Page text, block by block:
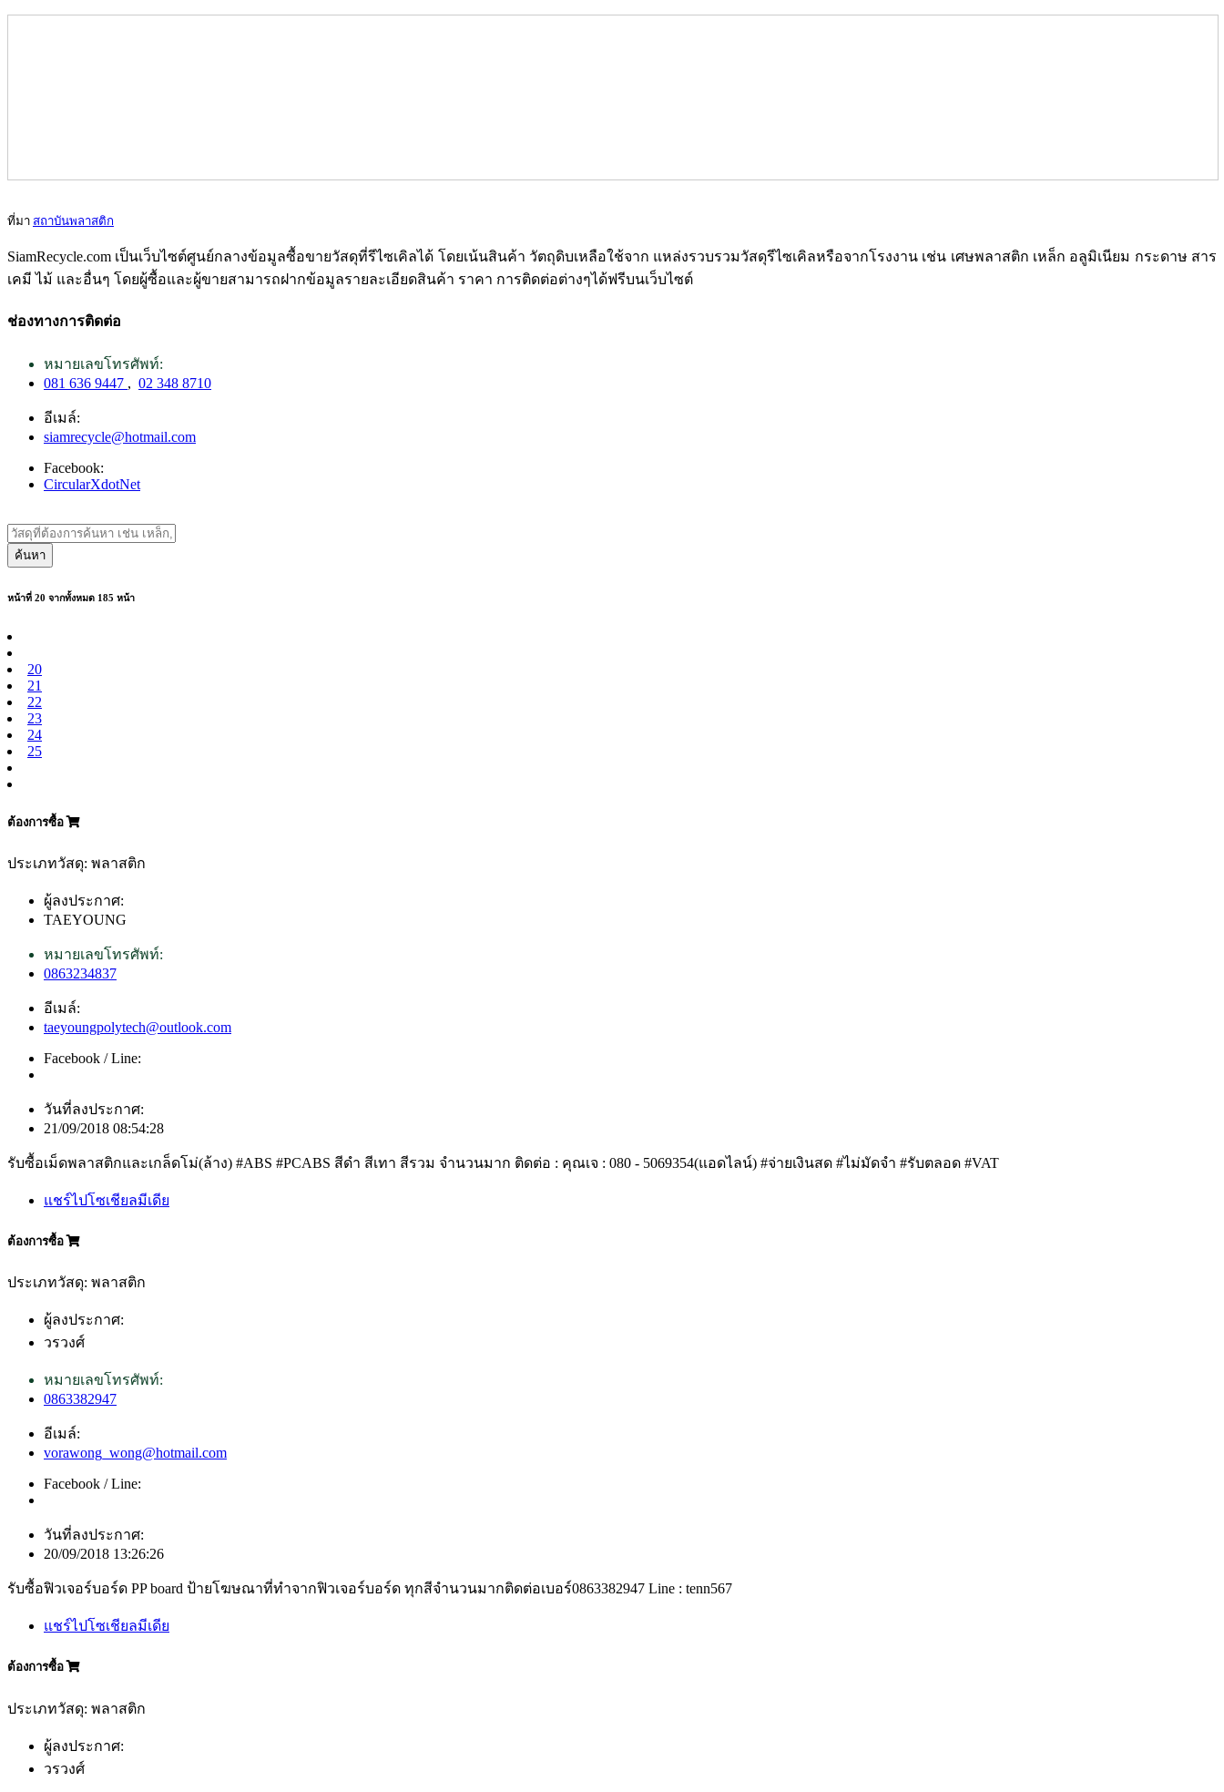
ที่มา สถาบันพลาสติก
SiamRecycle.com เป็นเว็บไซต์ศูนย์กลางข้อมูลซื้อขายวัสดุที่รีไซเคิลได้ โดยเน้นสินค้า วัตถุดิบเหลือใช้จาก แหล่งรวบรวมวัสดุรีไซเคิลหรือจากโรงงาน เช่น เศษพลาสติก เหล็ก อลูมิเนียม กระดาษ สาร
เคมี ไม้ และอื่นๆ โดยผู้ซื้อและผู้ขายสามารถฝากข้อมูลรายละเอียดสินค้า ราคา การติดต่อต่างๆได้ฟรีบนเว็บไซต์
ช่องทางการติดต่อ
หมายเลขโทรศัพท์:
081 636 9447 , 02 348 8710
อีเมล์:
siamrecycle@hotmail.com
Facebook:
CircularXdotNet
ค้นหา
หน้าที่ 20 จากทั้งหมด 185 หน้า
20
21
22
23
24
25
ต้องการซื้อ
ประเภทวัสดุ: พลาสติก
ผู้ลงประกาศ:
TAEYOUNG
หมายเลขโทรศัพท์:
0863234837
อีเมล์:
taeyoungpolytech@outlook.com
Facebook / Line:
วันที่ลงประกาศ:
21/09/2018 08:54:28
รับซื้อเม็ดพลาสติกและเกล็ดโม่(ล้าง) #ABS #PCABS สีดำ สีเทา สีรวม จำนวนมาก ติดต่อ : คุณเจ : 080 - 5069354(แอดไลน์) #จ่ายเงินสด #ไม่มัดจำ #รับตลอด #VAT
แชร์ไปโซเชียลมีเดีย
ต้องการซื้อ
ประเภทวัสดุ: พลาสติก
ผู้ลงประกาศ:
วรวงศ์
หมายเลขโทรศัพท์:
0863382947
อีเมล์:
vorawong_wong@hotmail.com
Facebook / Line:
วันที่ลงประกาศ:
20/09/2018 13:26:26
รับซื้อฟิวเจอร์บอร์ด PP board ป้ายโฆษณาที่ทำจากฟิวเจอร์บอร์ด ทุกสีจำนวนมากติดต่อเบอร์0863382947 Line : tenn567
แชร์ไปโซเชียลมีเดีย
ต้องการซื้อ
ประเภทวัสดุ: พลาสติก
ผู้ลงประกาศ:
วรวงศ์